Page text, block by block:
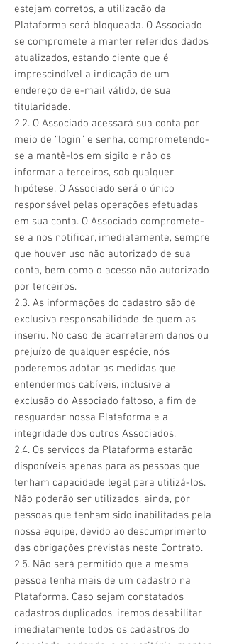
estejam corretos, a utilização da
Plataforma será bloqueada. O Associado
se compromete a manter referidos dados
atualizados, estando ciente que é
imprescindível a indicação de um
endereço de e-mail válido, de sua
titularidade.
2.2. O Associado acessará sua conta por
meio de “login” e senha, comprometendo-
se a mantê-los em sigilo e não os
informar a terceiros, sob qualquer
hipótese. O Associado será o único
responsável pelas operações efetuadas
em sua conta. O Associado compromete-
se a nos notificar, imediatamente, sempre
que houver uso não autorizado de sua
conta, bem como o acesso não autorizado
por terceiros.
2.3. As informações do cadastro são de
exclusiva responsabilidade de quem as
inseriu. No caso de acarretarem danos ou
prejuízo de qualquer espécie, nós
poderemos adotar as medidas que
entendermos cabíveis, inclusive a
exclusão do Associado faltoso, a fim de
resguardar nossa Plataforma e a
integridade dos outros Associados.
2.4. Os serviços da Plataforma estarão
disponíveis apenas para as pessoas que
tenham capacidade legal para utilizá-los.
Não poderão ser utilizados, ainda, por
pessoas que tenham sido inabilitadas pela
nossa equipe, devido ao descumprimento
das obrigações previstas neste Contrato.
2.5. Não será permitido que a mesma
pessoa tenha mais de um cadastro na
Plataforma. Caso sejam constatados
cadastros duplicados, iremos desabilitar
imediatamente todos os cadastros do